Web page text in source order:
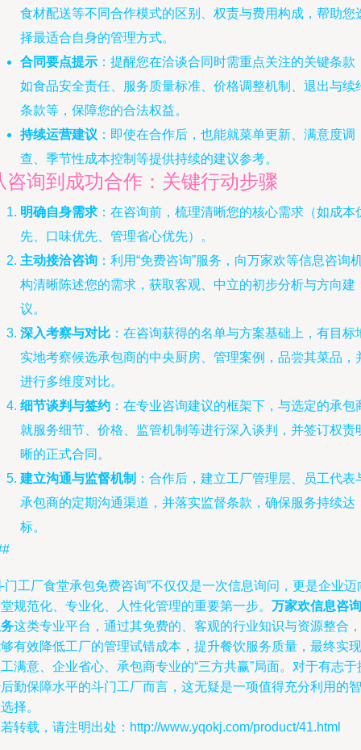
食材配送等不同合作模式的区别、权责与费用构成，帮助您
择最适合自身的管理方式。
合同要点提示 ：提醒您在洽谈合同时需重点关注的关键条款
如食品安全责任、服务质量标准、价格调整机制、退出与续
条款等，保障您的合法权益。
持续运营建议 ：即使在合作后，也能就菜单更新、满意度调
查、季节性成本控制等提供持续的建议参考。
咨询到成功合作：关键行动步骤
明确自身需求 ：在咨询前，梳理清晰您的核心需求（如成本
先、口味优先、管理省心优先）。
主动接洽咨询 ：利用“免费咨询”服务，向万家欢等信息咨询
构清晰陈述您的需求，获取客观、中立的初步分析与方向建
议。
深入考察与对比 ：在咨询获得的名单与方案基础上，有目标
实地考察候选承包商的中央厨房、管理案例，品尝其菜品，
进行多维度对比。
细节谈判与签约 ：在专业咨询建议的框架下，与选定的承包
就服务细节、价格、监管机制等进行深入谈判，并签订权责
晰的正式合同。
建立沟通与监督机制 ：合作后，建立工厂管理层、员工代表
承包商的定期沟通渠道，并落实监督条款，确保服务持续达
标。
门工厂食堂承包免费咨询”不仅仅是一次信息询问，更是企业迈
规范化、专业化、人性化管理的重要第一步。 万家欢信息咨询
这类专业平台，通过其免费的、客观的行业知识与资源整合，
有效降低工厂的管理试错成本，提升餐饮服务质量，最终实现
满意、企业省心、承包商专业的“三方共赢”局面。对于有志于
勤保障水平的斗门工厂而言，这无疑是一项值得充分利用的智
择。
转载，请注明出处：http://www.yqokj.com/product/41.html